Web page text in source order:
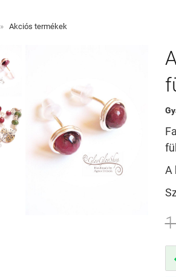
» Akciós termékek
A